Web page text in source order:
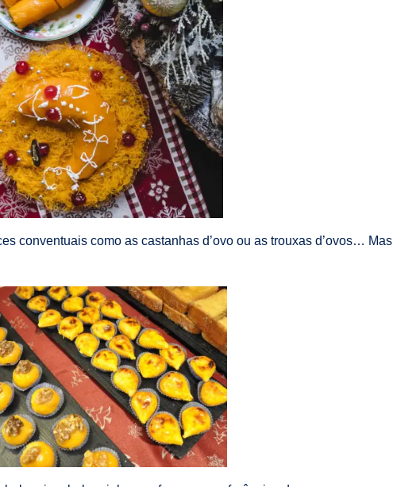
conventuais como as castanhas d’ovo ou as trouxas d’ovos… Mas